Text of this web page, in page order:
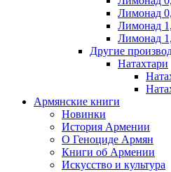
Лимонад
Лимонад
Лимонад
Другие
Натахтари
Армянские книги
Новинки
История Армении
О Геноциде Армян
Книги об Армении
Иcкусство и культура